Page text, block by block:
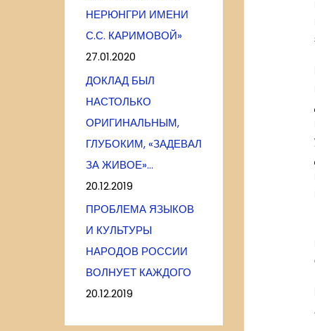
НЕРЮНГРИ ИМЕНИ
С.С. КАРИМОВОЙ»
27.01.2020
ДОКЛАД БЫЛ
НАСТОЛЬКО
ОРИГИНАЛЬНЫМ,
ГЛУБОКИМ, «ЗАДЕВАЛ
ЗА ЖИВОЕ»…
20.12.2019
ПРОБЛЕМА ЯЗЫКОВ
И КУЛЬТУРЫ
НАРОДОВ РОССИИ
ВОЛНУЕТ КАЖДОГО
20.12.2019